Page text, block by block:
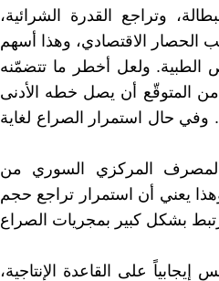
وتراجع القدرة الشرائية،
الحصار الاقتصادي، وهذا أسهم
ولعل أخطر ما تتضمّنه
من المتوقّع أن يصل خطه الأدنى
إلى 59.5 % وخطه الأعلى إلى 89.4 %. وفي حال استمرار الصراع لغاية
المصرف المركزي السوري من
خلال ثلاث سنوات بنسبة 67 %. وهذا يعني أن استمرار تراجع حجم
بشكل كبير بمجريات الصراع
على القاعدة الإنتاجية،